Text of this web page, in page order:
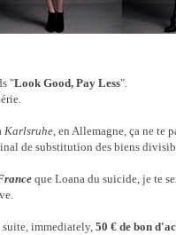
"Look Good, Pay Less".
Karlsruhe, en Allemagne, ça ne te
de substitution des biens
que Loana du suicide, je te
suite, immediately,50 € de bon